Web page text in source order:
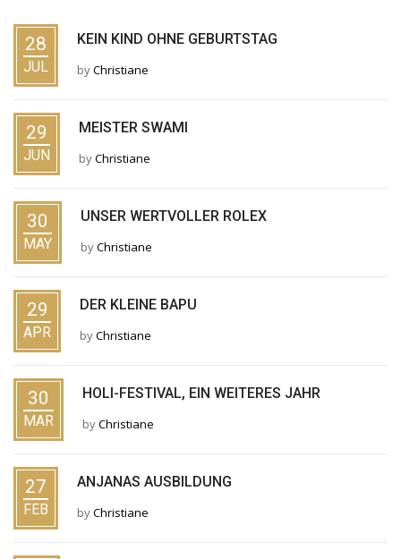
28
JUL
KEIN KIND OHNE GEBURTSTAG
byChristiane
29
JUN
MEISTER SWAMI
byChristiane
30
MAY
UNSER WERTVOLLER ROLEX
byChristiane
29
APR
DER KLEINE BAPU
byChristiane
30
MAR
HOLI-FESTIVAL, EIN WEITERES JAHR
byChristiane
27
FEB
ANJANAS AUSBILDUNG
byChristiane